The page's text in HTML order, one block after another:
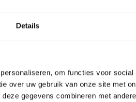
Details
om functies voor
over uw gebruik van onze site met
gegevens combineren met